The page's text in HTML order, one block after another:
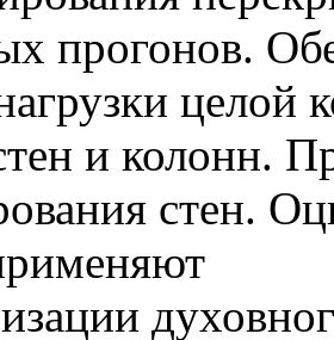
прогонов.
целой
и колонн.
стен.